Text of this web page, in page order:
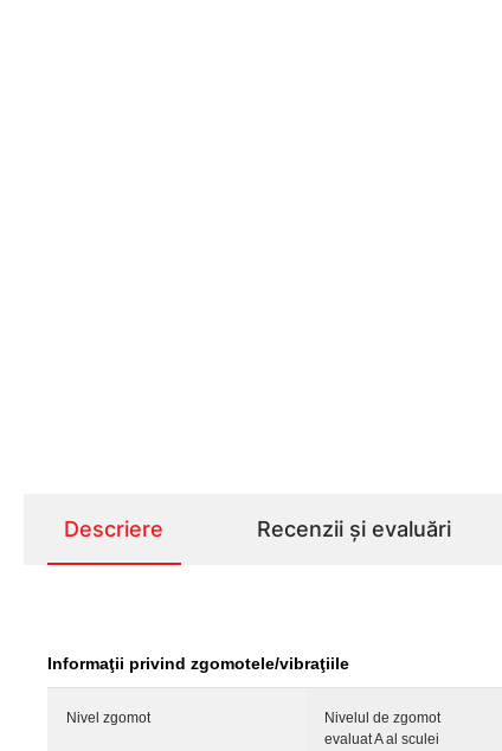
Descriere Recenzii și evaluări
Informaţii privind zgomotele/vibraţiile
Nivel zgomot
Nivelul de zgomot
evaluat A al sculei